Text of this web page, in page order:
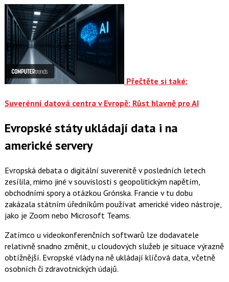
Přečtěte si také:
Suverénní datová centra v Evropě: Růst hlavně pro AI
Evropské státy ukládají data i na
americké servery
Evropská debata o digitální suverenitě v posledních letech
zesílila, mimo jiné v souvislosti s geopolitickým napětím,
obchodními spory a otázkou Grónska. Francie v tu dobu
zakázala státním úředníkům používat americké video nástroje,
jako je Zoom nebo Microsoft Teams.
Zatímco u videokonferenčních softwarů lze dodavatele
relativně snadno změnit, u cloudových služeb je situace výrazně
obtížnější. Evropské vlády na ně ukládají klíčová data, včetně
osobních či zdravotnických údajů.